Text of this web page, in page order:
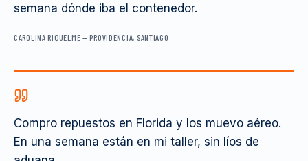
semana dónde iba el contenedor.
CAROLINA RIQUELME —PROVIDENCIA, SANTIAGO
Compro repuestos en Florida y los muevo aéreo.
En una semana están en mi taller, sin líos de